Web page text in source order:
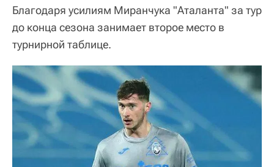
Благодаря усилиям Миранчука "Аталанта" за тур
до конца сезона занимает второе место в
турнирной таблице.